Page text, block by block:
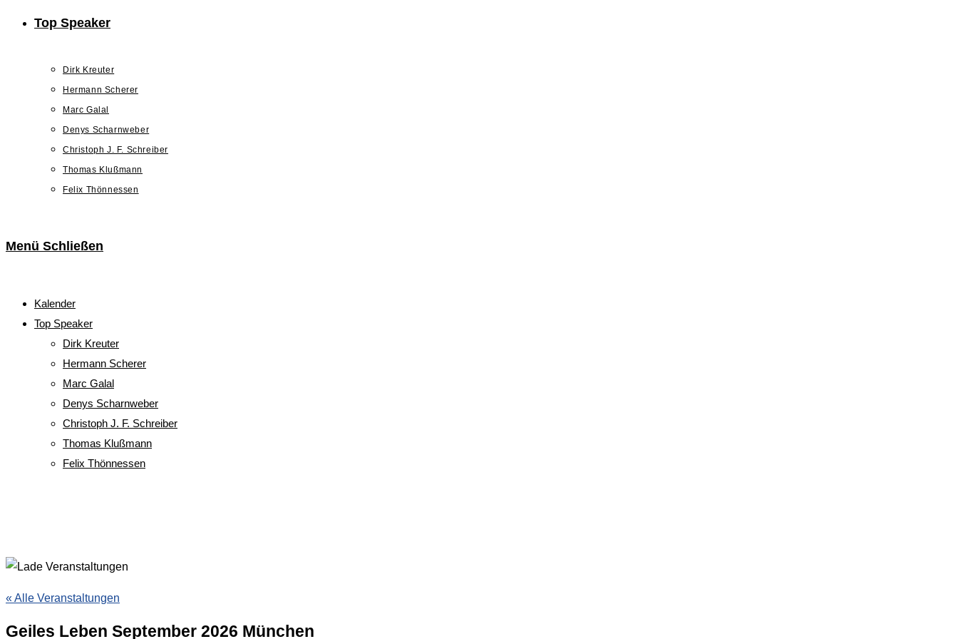
Top Speaker
Dirk Kreuter
Hermann Scherer
Marc Galal
Denys Scharnweber
Christoph J. F. Schreiber
Thomas Klußmann
Felix Thönnessen
Menü Schließen
Kalender
Top Speaker
Dirk Kreuter
Hermann Scherer
Marc Galal
Denys Scharnweber
Christoph J. F. Schreiber
Thomas Klußmann
Felix Thönnessen
« Alle Veranstaltungen
Geiles Leben September 2026 München